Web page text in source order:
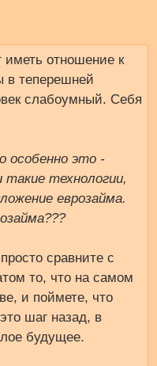
иметь отношение к
в теперешней
слабоумный. Себя
особенно это -
технологии,
еврозайма.
сравните с
то, что на самом
и поймете, что
шаг назад, в
будущее.